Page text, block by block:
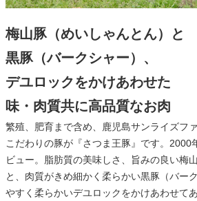
梅山豚（めいしゃんとん）と
黒豚（バークシャー）、
デユロックをかけあわせた
味・肉質共に高品質なお肉
繁殖、肥育まで含め、鹿児島サンライズフ
こだわりの豚が『さつま王豚』です。2000
ビュー。脂肪質の美味しさ、旨みの良い梅
と、肉質がきめ細かく柔らかい黒豚（バー
やすく柔らかいデユロックをかけあわせて